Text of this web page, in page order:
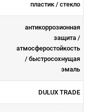
пластик / стекло
антикоррозионная
защита /
атмосферостойкоcть
/ быстросохнущая
эмаль
DULUX TRADE